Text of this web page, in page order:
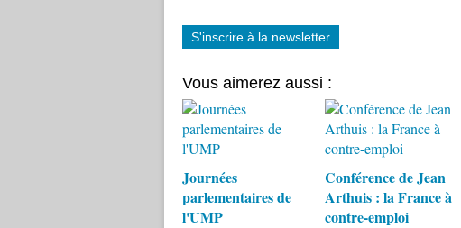
S'inscrire à la newsletter
Vous aimerez aussi :
Journées
parlementaires de
l'UMP
Conférence de Jean
Arthuis : la France à
contre-emploi